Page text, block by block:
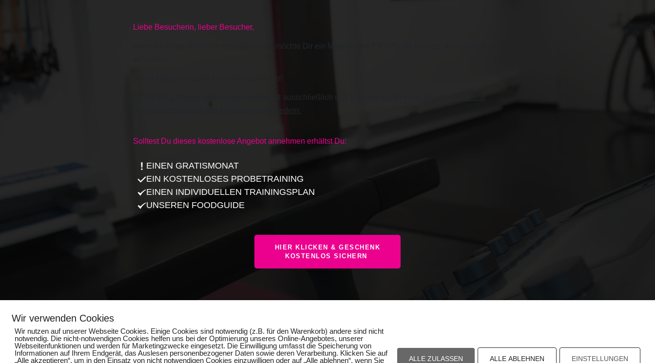
Liebe Besucherin, lieber Besucher,
wenn Du diese Seite hier gefunden hast, möchte Dir ein Mitglied des EMS-Punkt, Fitness- & Gesundheitstraining
Dieses kostenlose Angebot ist ausschließlich und exklusiv
Familienangehörige von EMS-Punkt Mitgliedern.
Solltest Du dieses kostenlose Angebot annehmen erhältst Du:
EINEN GRATISMONAT
EIN KOSTENLOSES PROBETRAINING
EINEN INDIVIDUELLEN TRAININGSPLAN
UNSEREN FOODGUIDE
HIER KLICKEN & GESCHENK
KOSTENLOS SICHERN
Wir verwenden Cookies
Wir nutzen auf unserer Webseite Cookies. Einige Cookies sind notwendig (z.B. für den Warenkorb) andere sind nicht
notwendig. Die nicht-notwendigen Cookies helfen uns bei der Optimierung unseres Online-Angebotes, unserer
Webseitenfunktionen und werden für Marketingzwecke eingesetzt. Die Einwilligung umfasst die Speicherung von
Informationen auf Ihrem Endgerät, das Auslesen personenbezogener Daten sowie deren Verarbeitung. Klicken Sie auf
„Alle akzeptieren“, um in den Einsatz von nicht notwendigen Cookies einzuwilligen oder auf „Alle ablehnen“, wenn Sie
ALLE ZULASSEN ALLE ABLEHNEN EINSTELLUNGEN